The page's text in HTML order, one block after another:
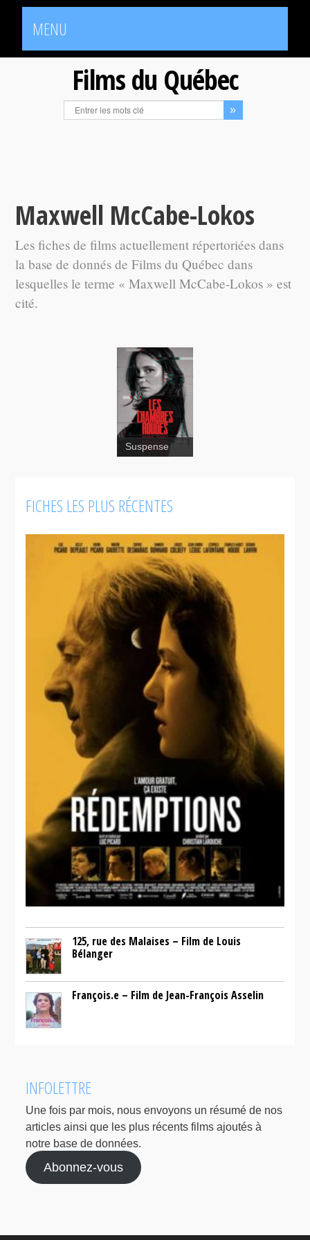
MENU
Films du Québec
Maxwell McCabe-Lokos
Les fiches de films actuellement répertoriées dans
la base de donnés de Films du Québec dans
lesquelles le terme « Maxwell McCabe-Lokos » est
cité.
Suspense
FICHES LES PLUS RÉCENTES
125, rue des Malaises – Film de Louis
Bélanger
François.e – Film de Jean-François Asselin
INFOLETTRE
Une fois par mois, nous envoyons un résumé de nos
articles ainsi que les plus récents films ajoutés à
notre base de données.
Abonnez-vous